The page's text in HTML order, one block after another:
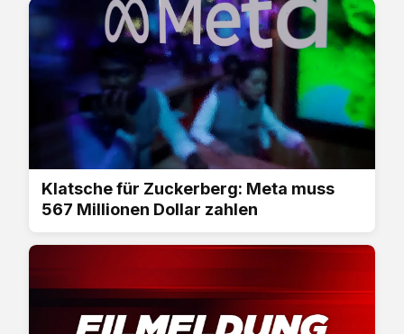
Klatsche für Zuckerberg: Meta muss
567 Millionen Dollar zahlen